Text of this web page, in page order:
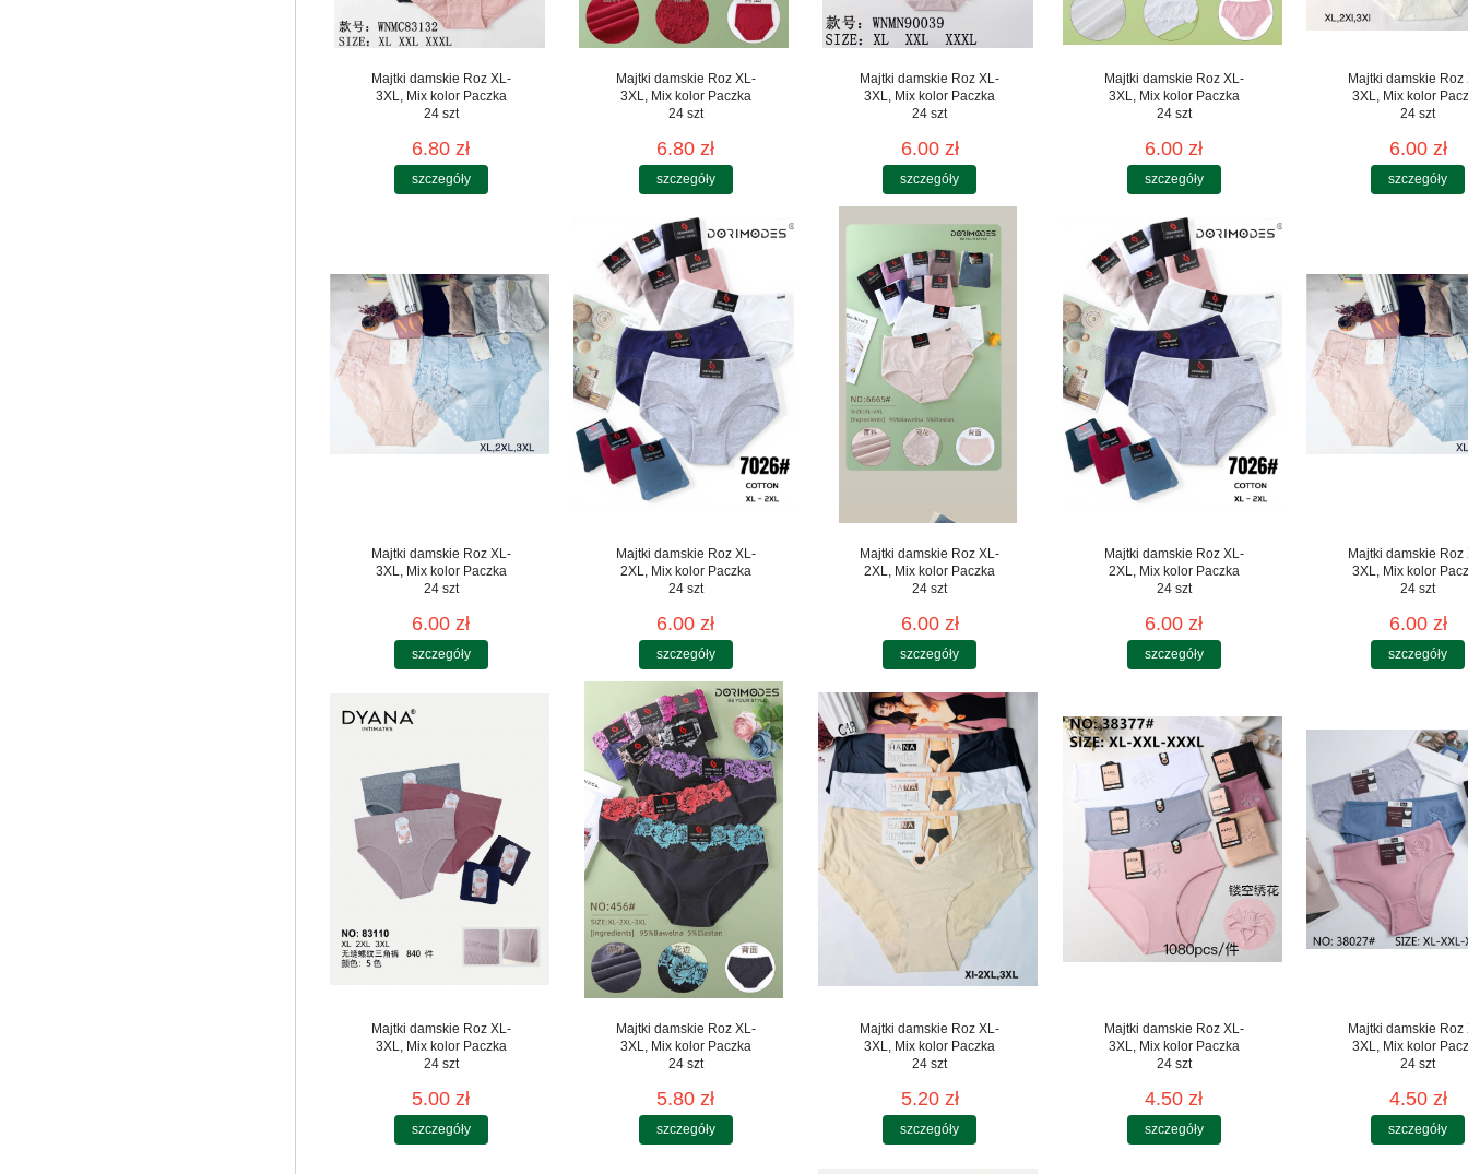
Majtki damskie Roz XL-
3XL, Mix kolor Paczka
24 szt
6.80 zł
szczegóły
Majtki damskie Roz XL-
3XL, Mix kolor Paczka
24 szt
6.80 zł
szczegóły
Majtki damskie Roz XL-
3XL, Mix kolor Paczka
24 szt
6.00 zł
szczegóły
Majtki damskie Roz XL-
3XL, Mix kolor Paczka
24 szt
6.00 zł
szczegóły
Majtki damskie Roz
3XL, Mix kolor
24 szt
6.00 zł
szczegóły
Majtki damskie Roz XL-
3XL, Mix kolor Paczka
24 szt
6.00 zł
szczegóły
Majtki damskie Roz XL-
2XL, Mix kolor Paczka
24 szt
6.00 zł
szczegóły
Majtki damskie Roz XL-
2XL, Mix kolor Paczka
24 szt
6.00 zł
szczegóły
Majtki damskie Roz XL-
2XL, Mix kolor Paczka
24 szt
6.00 zł
szczegóły
Majtki damskie Roz
3XL, Mix kolor
24 szt
6.00 zł
szczegóły
Majtki damskie Roz XL-
3XL, Mix kolor Paczka
24 szt
5.00 zł
szczegóły
Majtki damskie Roz XL-
3XL, Mix kolor Paczka
24 szt
5.80 zł
szczegóły
Majtki damskie Roz XL-
3XL, Mix kolor Paczka
24 szt
5.20 zł
szczegóły
Majtki damskie Roz XL-
3XL, Mix kolor Paczka
24 szt
4.50 zł
szczegóły
Majtki damskie Roz
3XL, Mix kolor
24 szt
4.50 zł
szczegóły